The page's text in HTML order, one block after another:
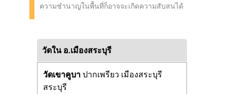
ความชำนาญในพื้นที่ก็อาจจะเกิดความสับสนได้
วัดใน อ.เมืองสระบุรี
วัดเขาคูบาปากเพรียว เมืองสระบุรี
สระบุรี